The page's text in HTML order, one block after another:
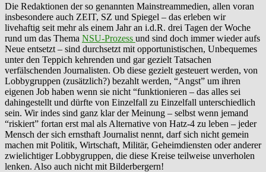
Die Redaktionen der so genannten Mainstreammedien, allen voran
insbesondere auch ZEIT, SZ und Spiegel – das erleben wir
livehaftig seit mehr als einem Jahr an i.d.R. drei Tagen der Woche
rund um das Thema NSU-Prozess und sind doch immer wieder aufs
Neue entsetzt – sind durchsetzt mit opportunistischen, Unbequemes
unter den Teppich kehrenden und gar gezielt Tatsachen
verfälschenden Journalisten. Ob diese gezielt gesteuert werden, von
Lobbygruppen (zusätzlich?) bezahlt werden, “Angst” um ihren
eigenen Job haben wenn sie nicht “funktionieren – das alles sei
dahingestellt und dürfte von Einzelfall zu Einzelfall unterschiedlich
sein. Wir indes sind ganz klar der Meinung – selbst wenn jemand
“riskiert” fortan erst mal als Alternative von Hatz-4 zu leben – jeder
Mensch der sich ernsthaft Journalist nennt, darf sich nicht gemein
machen mit Politik, Wirtschaft, Militär, Geheimdiensten oder anderer
zwielichtiger Lobbygruppen, die diese Kreise teilweise unverholen
lenken. Also auch nicht mit Bilderbergern!